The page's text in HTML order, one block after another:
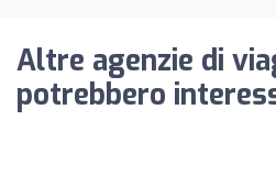
Altre agenzie di
potrebbero